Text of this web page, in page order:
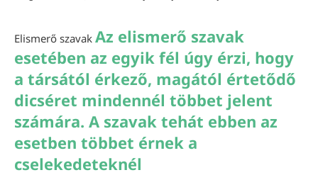
Elismerő szavak Az elismerő szavak
esetében az egyik fél úgy érzi, hogy
a társától érkező, magától értetődő
dicséret mindennél többet jelent
számára. A szavak tehát ebben az
esetben többet érnek a
cselekedeteknél